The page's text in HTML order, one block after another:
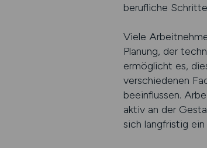
berufliche
Viele
Planung, der
ermöglicht es,
verschiedenen
beeinflussen.
aktiv an der
sich langfristig